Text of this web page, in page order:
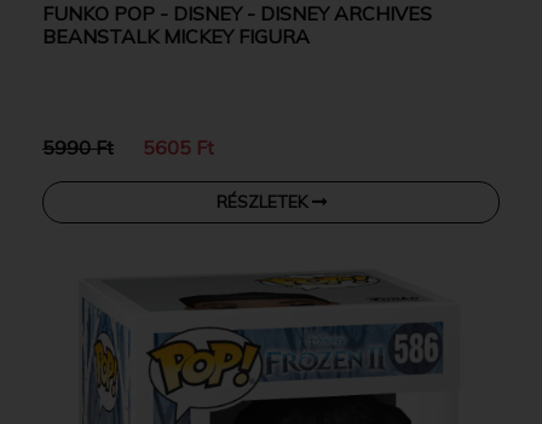
FUNKO POP - DISNEY - DISNEY ARCHIVES
BEANSTALK MICKEY FIGURA
5990 Ft 5605 Ft
RÉSZLETEK